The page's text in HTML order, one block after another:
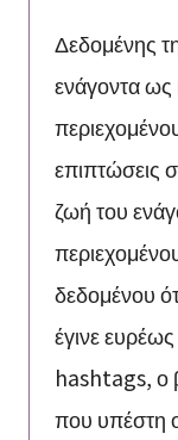
Δεδομένης
ενάγοντα ως
επιπτώσεις
ζωή του
δεδομένου
έγινε
hashtags, ο
που υπέστη